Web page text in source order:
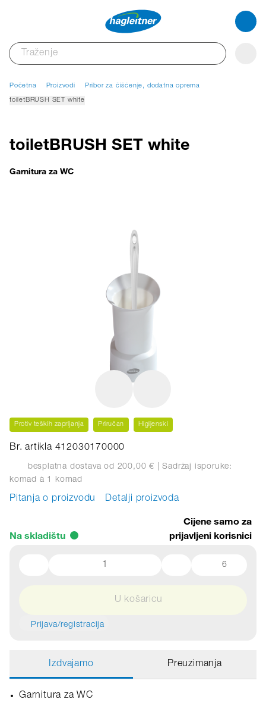
Početna Proizvodi Pribor za čišćenje, dodatna oprema
toiletBRUSH SET white
toiletBRUSH SET white
Garnitura za WC
Protiv teških zaprljanja Priručan Higijenski
Br. artikla 412030170000
besplatna dostava od 200,00 € | Sadržaj isporuke:
komad à 1 komad
Pitanja o proizvodu Detalji proizvoda
Na skladištu
Cijene samo za
prijavljeni korisnici
6
U košaricu
Prijava/registracija
Izdvajamo Preuzimanja
Garnitura za WC